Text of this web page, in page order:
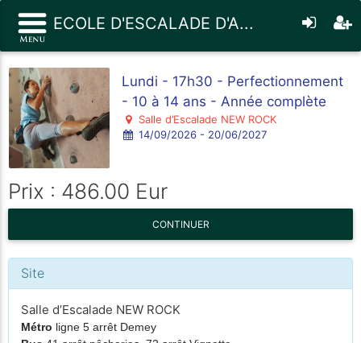
ECOLE D'ESCALADE D'A...
Lundi - 17h30 - Perfectionnement
- 10 à 14 ans - Année complète
Salle d’Escalade NEW ROCK
14/09/2026 - 20/06/2027
Prix : 486.00 Eur
CONTINUER
Site
Salle d’Escalade NEW ROCK
Métro ligne 5 arrêt Demey